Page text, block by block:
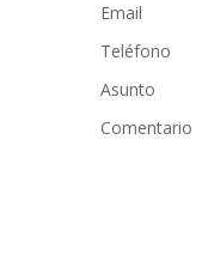
Email
Teléfono
Asunto
Comentario